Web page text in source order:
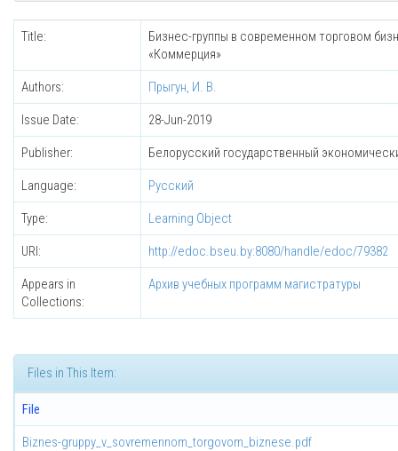
Title:
Бизнес-группы в современном торговом
«Коммерция»
Authors: Прыгун, И. В.
Issue Date: 28-Jun-2019
Publisher: Белорусский государственный
Language: Русский
Type: Learning Object
URI: http://edoc.bseu.by:8080/handle/edoc/79382
Appears in
Collections:
Архив учебных программ магистратуры
Files in This Item:
File
Biznes-gruppy_v_sovremennom_torgovom_biznese.pdf